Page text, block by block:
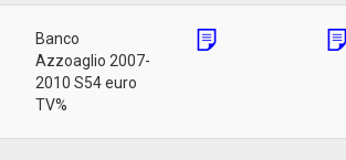
Banco
Azzoaglio 2007-
2010 S54 euro
TV%